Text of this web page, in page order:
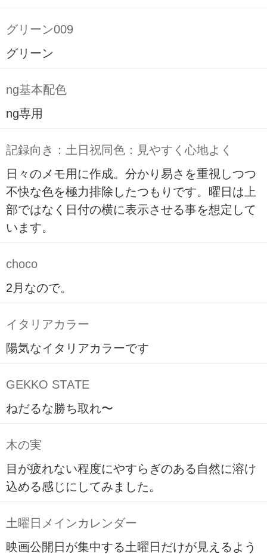
グリーン009
グリーン
ng基本配色
ng専用
記録向き：土日祝同色：見やすく心地よく
日々のメモ用に作成。分かり易さを重視しつつ
不快な色を極力排除したつもりです。曜日は上
部ではなく日付の横に表示させる事を想定して
います。
choco
2月なので。
イタリアカラー
陽気なイタリアカラーです
GEKKO STATE
ねだるな勝ち取れ〜
木の実
目が疲れない程度にやすらぎのある自然に溶け
込める感じにしてみました。
土曜日メインカレンダー
映画公開日が集中する土曜日だけが見えるよう